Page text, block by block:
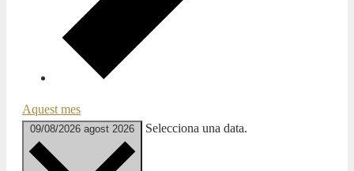
Aquest mes
09/08/2026 agost 2026 Selecciona una data.